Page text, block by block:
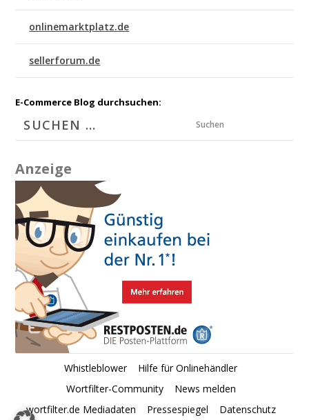
onlinemarktplatz.de
sellerforum.de
E-Commerce Blog durchsuchen:
Suchen
Anzeige
Whistleblower
Hilfe für Onlinehändler
Wortfilter-Community
News melden
wortfilter.de Mediadaten
Pressespiegel Datenschutz